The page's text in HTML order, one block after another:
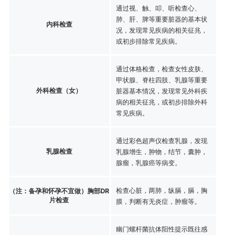
内科检查
通过视、触、叩、听检查心、
肺、肝、脾等重要脏器的基本状
况，发现常见疾病的相关征兆，
或初步排除常见疾病。
外科检查（女）
通过体格检查，检查女性皮肤、
甲状腺、脊柱四肢、乳腺等重要
脏器基本情况，发现常见外科疾
病的相关征兆，或初步排除外科
常见疾病。
乳腺检查
通过彩色超声仪检查乳腺，发现
乳腺增生，肿物，结节，囊肿，
腺瘤，乳腺癌等病变。
（注：备孕和怀孕不宜做）胸部DR
片检查
检查心脏，两肺，纵膈，膈，胸
膜，判断有无炎症，肿瘤等。
幽门螺杆菌抗体阳性提示既往感